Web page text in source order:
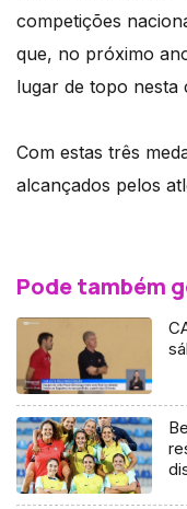
competições
que, no próximo
lugar de topo nesta
Com estas três
alcançados pelos
Pode também